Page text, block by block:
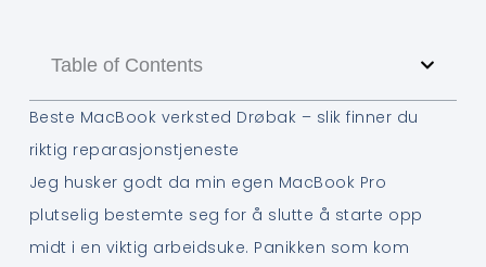
Table of Contents
Beste MacBook verksted Drøbak – slik finner du
riktig reparasjonstjeneste
Jeg husker godt da min egen MacBook Pro
plutselig bestemte seg for å slutte å starte opp
midt i en viktig arbeidsuke. Panikken som kom